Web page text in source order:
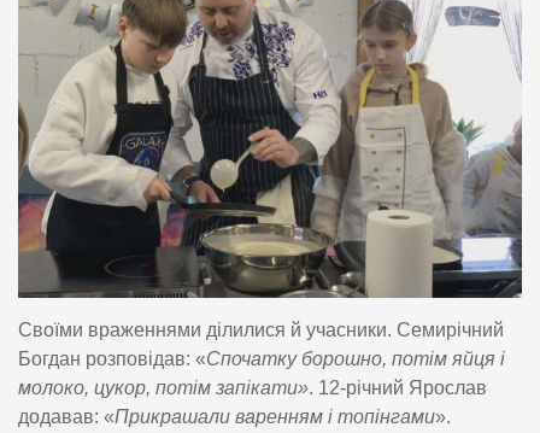
Своїми враженнями ділилися й учасники. Семирічний
Богдан розповідав: «Спочатку борошно, потім яйця і
молоко, цукор, потім запікати». 12-річний Ярослав
додавав: «Прикрашали варенням і топінгами».